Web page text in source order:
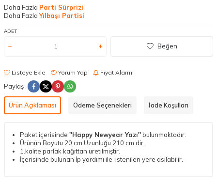
Daha Fazla Parti Sürprizi
Daha FazlaYılbaşı Partisi
ADET
Beğen
Listeye Ekle Yorum Yap Fiyat Alarmı
Paylaş
Ürün Açıklaması Ödeme Seçenekleri İade Koşulları
Paket içerisinde ''Happy Newyear Yazı''bulunmaktadır.
Ürünün Boyutu 20 cm Uzunluğu 210 cm dir.
1.kalite parlak kağıttan üretilmiştir.
İçerisinde bulunan İp yardımı ile istenilen yere asılabilir.